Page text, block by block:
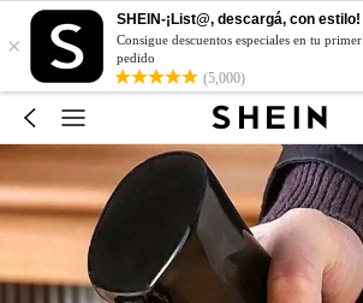
×
SHEIN-¡List@, descargá, con estilo!
Consigue descuentos especiales en tu primer
pedido
(5,000)